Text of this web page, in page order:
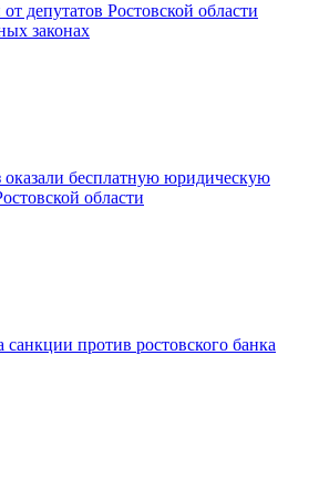
депутатов Ростовской области
законах
оказали бесплатную юридическую
области
санкции против ростовского банка